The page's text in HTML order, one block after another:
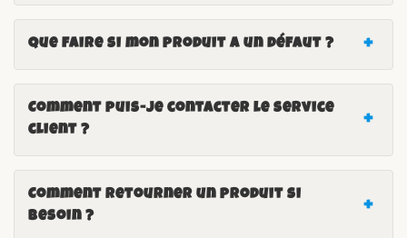
Que faire si mon produit a un défaut ?
Comment puis-je contacter le service
client ?
Comment retourner un produit si
besoin ?